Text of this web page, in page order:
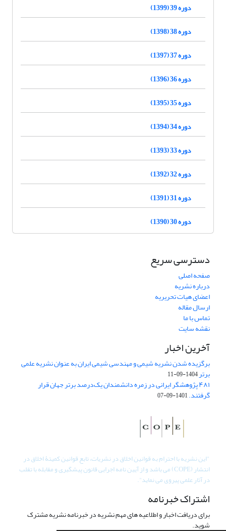
دوره 39 (1399)
دوره 38 (1398)
دوره 37 (1397)
دوره 36 (1396)
دوره 35 (1395)
دوره 34 (1394)
دوره 33 (1393)
دوره 32 (1392)
دوره 31 (1391)
دوره 30 (1390)
دسترسی سریع
صفحه اصلی
درباره نشریه
اعضای هیات تحریریه
ارسال مقاله
تماس با ما
نقشه سایت
آخرین اخبار
برگزیده شدن نشریه شیمی و مهندسی شیمی ایران به عنوان نشریه علمی
برتر1404-09-11
۴۸۱ پژوهشگر ایرانی در زمره دانشمندان یک‌درصد برتر جهان قرار
گرفتند.1401-09-07
"این نشریه با احترام به قوانین اخلاق در نشریات، تابع قوانین کمیتۀ اخلاق در
انتشار (COPE) می باشد و از آیین نامه اجرایی قانون پیشگیری و مقابله با تقلب
در آثار علمی پیروی می نماید".
اشتراک خبرنامه
برای دریافت اخبار و اطلاعیه های مهم نشریه در خبرنامه نشریه مشترک
شوید.